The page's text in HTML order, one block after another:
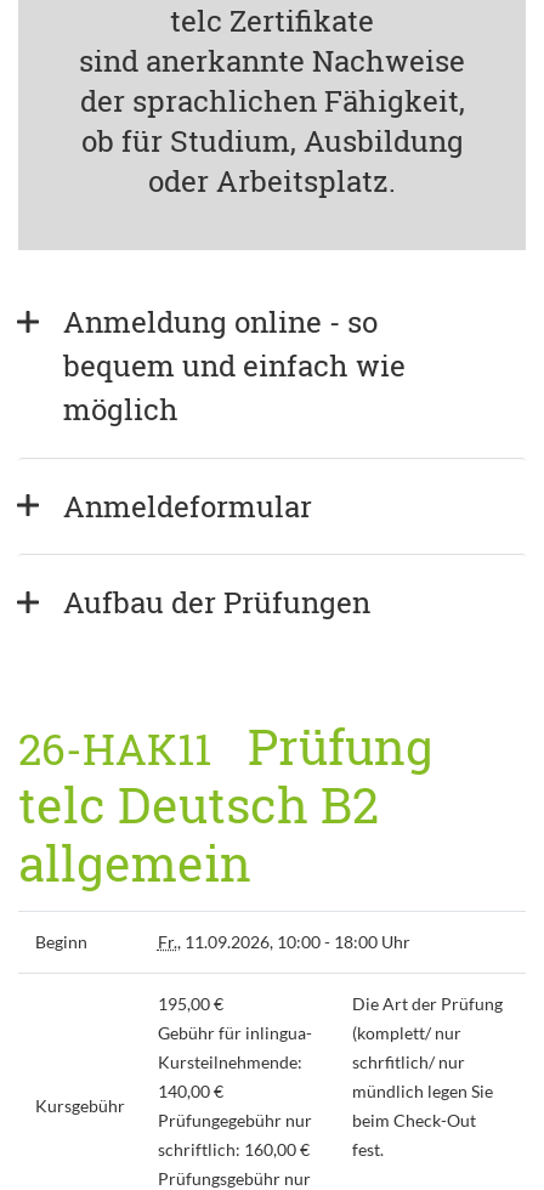
telc Zertifikate
sind anerkannte Nachweise
der sprachlichen Fähigkeit,
ob für Studium, Ausbildung
oder Arbeitsplatz.
Anmeldung online - so
bequem und einfach wie
möglich
Anmeldeformular
Aufbau der Prüfungen
26-HAK11 Prüfung
telc Deutsch B2
allgemein
Beginn Fr., 11.09.2026, 10:00 - 18:00 Uhr
Kursgebühr
195,00 €
Gebühr für inlingua-
Kursteilnehmende:
140,00 €
Prüfungegebühr nur
schriftlich: 160,00 €
Prüfungsgebühr nur
Die Art der Prüfung
(komplett/ nur
schrfitlich/ nur
mündlich legen Sie
beim Check-Out
fest.